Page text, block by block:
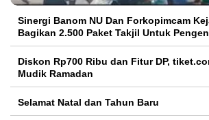
Sinergi Banom NU Dan Forkopimcam
Bagikan 2.500 Paket Takjil Untuk
Diskon Rp700 Ribu dan Fitur DP,
Mudik Ramadan
Selamat Natal dan Tahun Baru